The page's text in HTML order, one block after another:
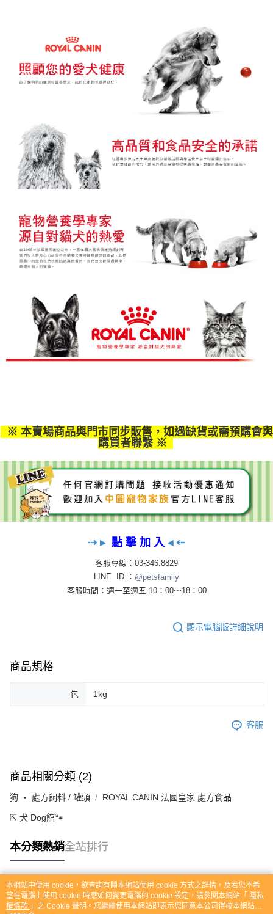
※ 本賣場商品與門市同步販售，如遇缺貨或需預購會與
購買者聯繫※
⇢ ▸ 點 擊 加 入 ◂ ⇠
客服專線：03-346.8829
LINE ID ： @petsfamily
客服時間：週一至週五 10：00～18：00
顯示電腦版詳細說明
商品規格
包 1kg
客服
商品相關分類 (2)
狗 ‧ 處方飼料 / 罐頭 ROYAL CANIN 法國皇家 處方食品
⇱ 犬 Dog館🐾
本分類熱銷全站排行
熱門標籤
本網站中使用 cookie，欲查詢有關本網站使用 cookie 方式之詳情，及若您不希
望在電腦上使用 cookie 時應如何變更電腦的 cookie 設定，請參閱本網站「 隱私
權條款 」之 Cookie 聲明。您繼續使用本網站即表示您同意本公司得按本網站使